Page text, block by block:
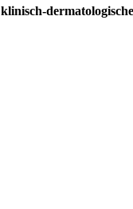
klinisch-